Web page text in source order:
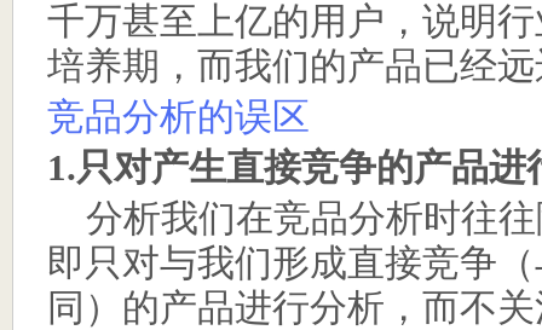
千万甚至上亿的用户，说明
培养期，而我们的产品已经
竞品分析的误区
1.只对产生直接竞争的产品进
分析我们在竞品分析时往
即只对与我们形成直接竞争
同）的产品进行分析，而不